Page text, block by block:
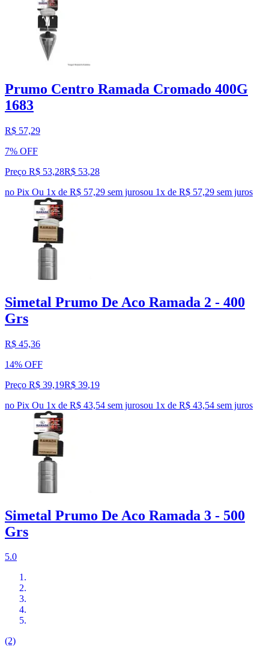
Prumo Centro Ramada Cromado 400G
1683
R$ 57,29
7% OFF
Preço R$ 53,28R$ 53,28
no Pix Ou 1x de R$ 57,29 sem jurosou 1x de R$ 57,29 sem juros
Simetal Prumo De Aco Ramada 2 - 400
Grs
R$ 45,36
14% OFF
Preço R$ 39,19R$ 39,19
no Pix Ou 1x de R$ 43,54 sem jurosou 1x de R$ 43,54 sem juros
Simetal Prumo De Aco Ramada 3 - 500
Grs
5.0
(2)